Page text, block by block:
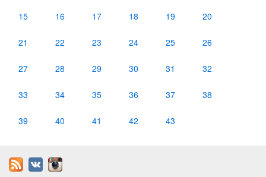
15 16 17 18 19 20
21 22 23 24 25 26
27 28 29 30 31 32
33 34 35 36 37 38
39 40 41 42 43